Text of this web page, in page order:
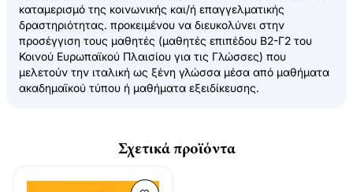
καταμερισμό της κοινωνικής και/ή επαγγελματικής
δραστηριότητας. προκειμένου να διευκολύνει στην
προσέγγιση τους μαθητές (μαθητές επιπέδου Β2-Γ2 του
Κοινού Ευρωπαϊκού Πλαισίου για τις Γλώσσες) που
μελετούν την ιταλική ως ξένη γλώσσα μέσα από μαθήματα
ακαδημαϊκού τύπου ή μαθήματα εξειδίκευσης.
Σχετικά προϊόντα